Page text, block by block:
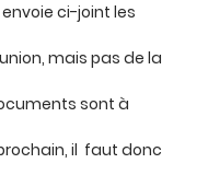
ci-joint les
mais pas de la
sont à
il faut donc